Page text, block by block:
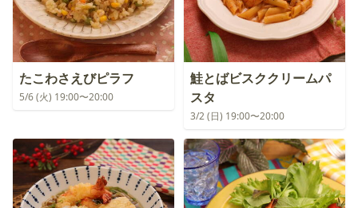
たこわさえびピラフ
5/6 (火) 19:00〜20:00
鮭とばビスククリームパ
スタ
3/2 (日) 19:00〜20:00